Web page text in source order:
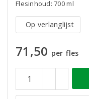
Flesinhoud: 700 ml
Op verlanglijst
71,50 per fles